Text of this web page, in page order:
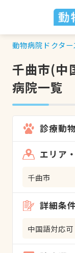
動物病院ドクタ
千曲市(中
病院一覧
診療動物
エリア
千曲市
詳細条
中国語対応可